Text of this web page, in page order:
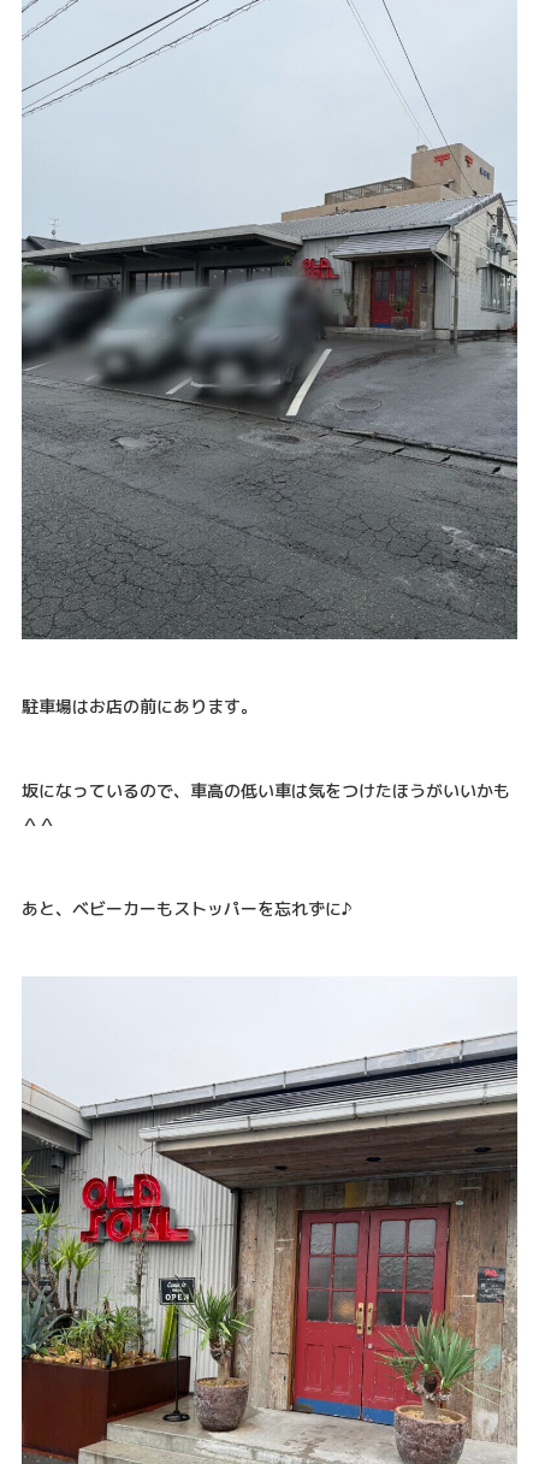
駐車場はお店の前にあります。
坂になっているので、車高の低い車は気をつけたほうがいいかも
＾＾
あと、ベビーカーもストッパーを忘れずに♪